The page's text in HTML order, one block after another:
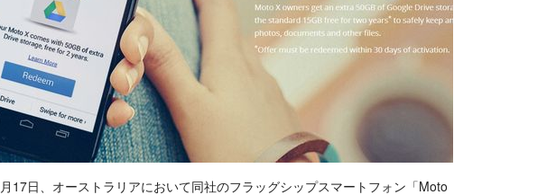
17日、オーストラリアにおいて同社のフラッグシップスマートフォン「Moto